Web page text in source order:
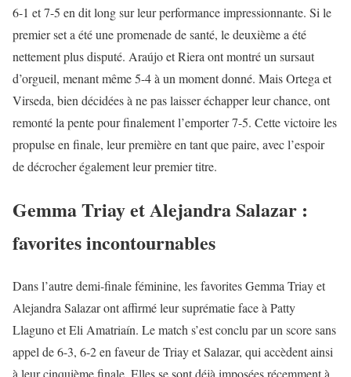
6-1 et 7-5 en dit long sur leur performance impressionnante. Si le
premier set a été une promenade de santé, le deuxième a été
nettement plus disputé. Araújo et Riera ont montré un sursaut
d’orgueil, menant même 5-4 à un moment donné. Mais Ortega et
Virseda, bien décidées à ne pas laisser échapper leur chance, ont
remonté la pente pour finalement l’emporter 7-5. Cette victoire les
propulse en finale, leur première en tant que paire, avec l’espoir
de décrocher également leur premier titre.
Gemma Triay et Alejandra Salazar :
favorites incontournables
Dans l’autre demi-finale féminine, les favorites Gemma Triay et
Alejandra Salazar ont affirmé leur suprématie face à Patty
Llaguno et Eli Amatriaín. Le match s’est conclu par un score sans
appel de 6-3, 6-2 en faveur de Triay et Salazar, qui accèdent ainsi
à leur cinquième finale. Elles se sont déjà imposées récemment à